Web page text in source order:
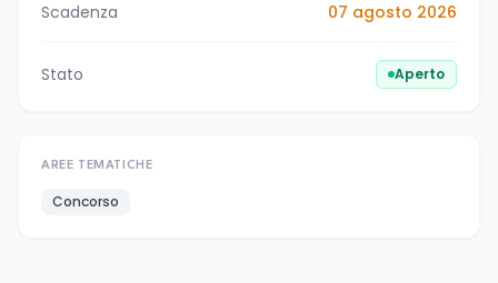
Scadenza
07 agosto 2026
Stato Aperto
AREE TEMATICHE
Concorso